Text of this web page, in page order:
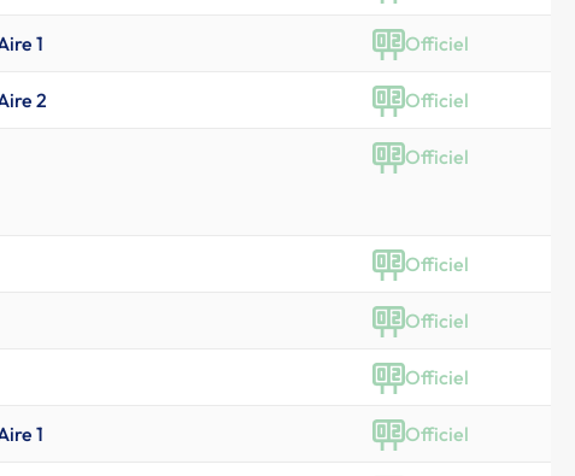
1 Officiel
2 Officiel
Officiel
Officiel
Officiel
Officiel
1 Officiel